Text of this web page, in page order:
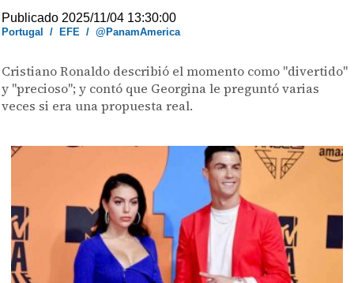
Publicado 2025/11/04 13:30:00
Portugal / EFE /@PanamAmerica
Cristiano Ronaldo describió el momento como "divertido"
y "precioso"; y contó que Georgina le preguntó varias
veces si era una propuesta real.